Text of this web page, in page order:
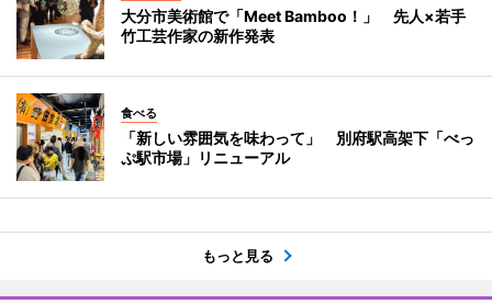
大分市美術館で「Meet Bamboo！」 先人×若手
竹工芸作家の新作発表
食べる
「新しい雰囲気を味わって」 別府駅高架下「べっ
ぷ駅市場」リニューアル
もっと見る